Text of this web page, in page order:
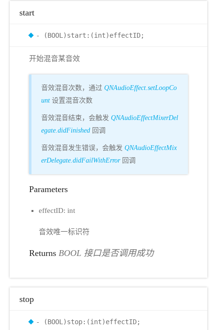
start
- (BOOL)start:(int)effectID;
开始混音某音效
音效混音次数，通过 QNAudioEffect.setLoopCo
unt 设置混音次数
音效混音结束，会触发 QNAudioEffectMixerDel
egate.didFinished 回调
音效混音发生错误，会触发 QNAudioEffectMix
erDelegate.didFailWithError回调
Parameters
effectID: int
音效唯一标识符
Returns BOOL 接口是否调用成功
stop
- (BOOL)stop:(int)effectID;